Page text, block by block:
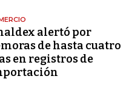
alertó por
de hasta cuatro
en registros de